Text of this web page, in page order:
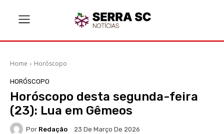
Home Horóscopo
HORÓSCOPO
Horóscopo desta segunda-feira
(23): Lua em Gêmeos
Por Redação 23 De Março De 2026